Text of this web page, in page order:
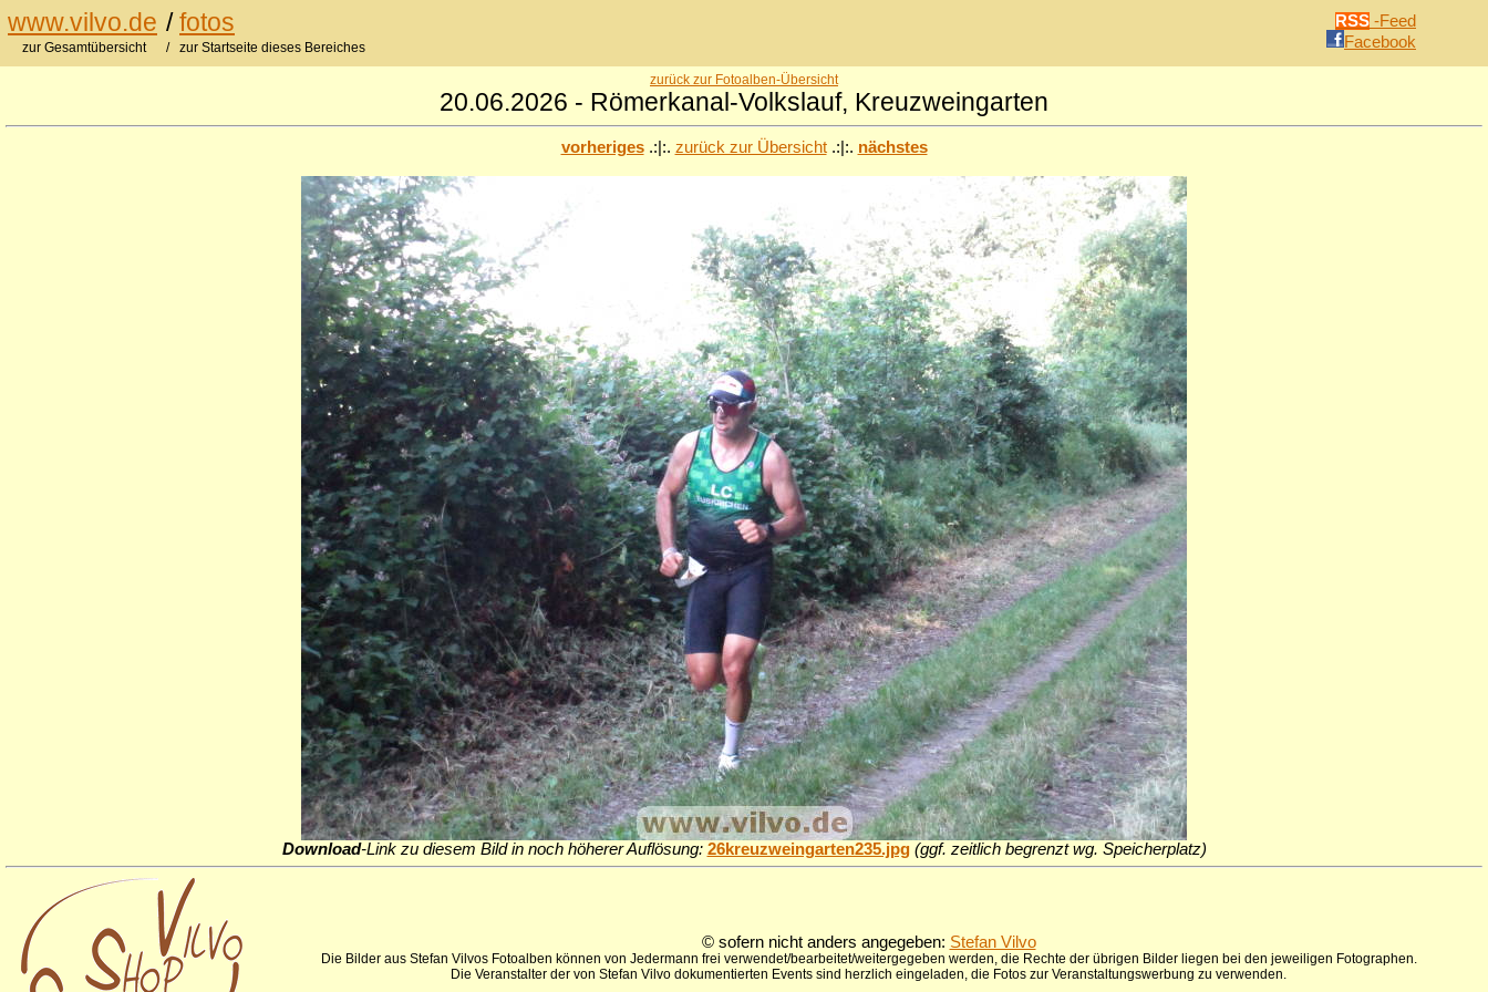
www.vilvo.de /fotos RSS -Feed
Facebook
zur Gesamtübersicht / zur Startseite dieses Bereiches
zurück zur Fotoalben-Übersicht
20.06.2026 - Römerkanal-Volkslauf, Kreuzweingarten
vorheriges.:|:. zurück zur Übersicht.:|:. nächstes
Download-Link zu diesem Bild in noch höherer Auflösung: 26kreuzweingarten235.jpg (ggf. zeitlich begrenzt wg. Speicherplatz)
© sofern nicht anders angegeben: Stefan Vilvo
Die Bilder aus Stefan Vilvos Fotoalben können von Jedermann frei verwendet/bearbeitet/weitergegeben werden, die Rechte der übrigen Bilder liegen bei den jeweiligen Fotographen.
Die Veranstalter der von Stefan Vilvo dokumentierten Events sind herzlich eingeladen, die Fotos zur Veranstaltungswerbung zu verwenden.